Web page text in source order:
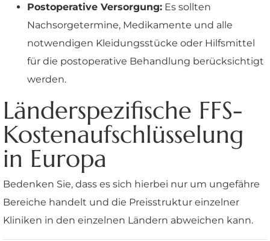
Postoperative Versorgung: Es sollten
Nachsorgetermine, Medikamente und alle
notwendigen Kleidungsstücke oder Hilfsmittel
für die postoperative Behandlung berücksichtigt
werden.
Länderspezifische FFS-
Kostenaufschlüsselung
in Europa
Bedenken Sie, dass es sich hierbei nur um ungefähre
Bereiche handelt und die Preisstruktur einzelner
Kliniken in den einzelnen Ländern abweichen kann.